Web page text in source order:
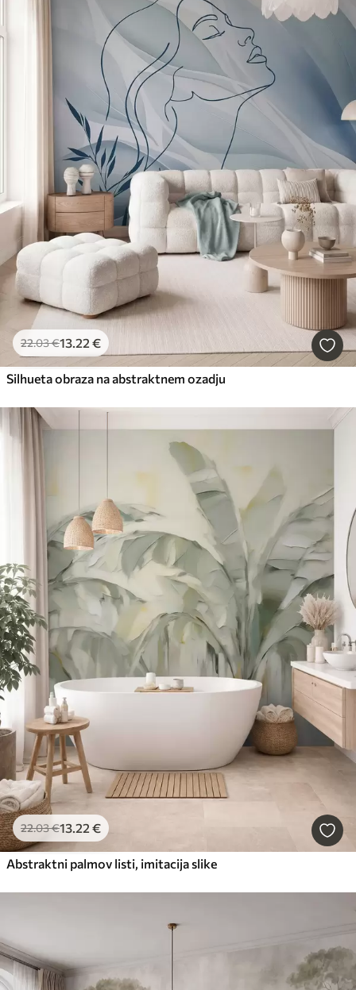
22.03€13 .22 €
Silhueta obraza na abstraktnem ozadju
22.03€13 .22 €
Abstraktni palmov listi, imitacija slike